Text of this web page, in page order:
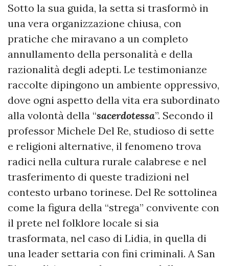
Sotto la sua guida, la setta si trasformò in
una vera organizzazione chiusa, con
pratiche che miravano a un completo
annullamento della personalità e della
razionalità degli adepti. Le testimonianze
raccolte dipingono un ambiente oppressivo,
dove ogni aspetto della vita era subordinato
alla volontà della “sacerdotessa”. Secondo il
professor Michele Del Re, studioso di sette
e religioni alternative, il fenomeno trova
radici nella cultura rurale calabrese e nel
trasferimento di queste tradizioni nel
contesto urbano torinese. Del Re sottolinea
come la figura della “strega” convivente con
il prete nel folklore locale si sia
trasformata, nel caso di Lidia, in quella di
una leader settaria con fini criminali. A San